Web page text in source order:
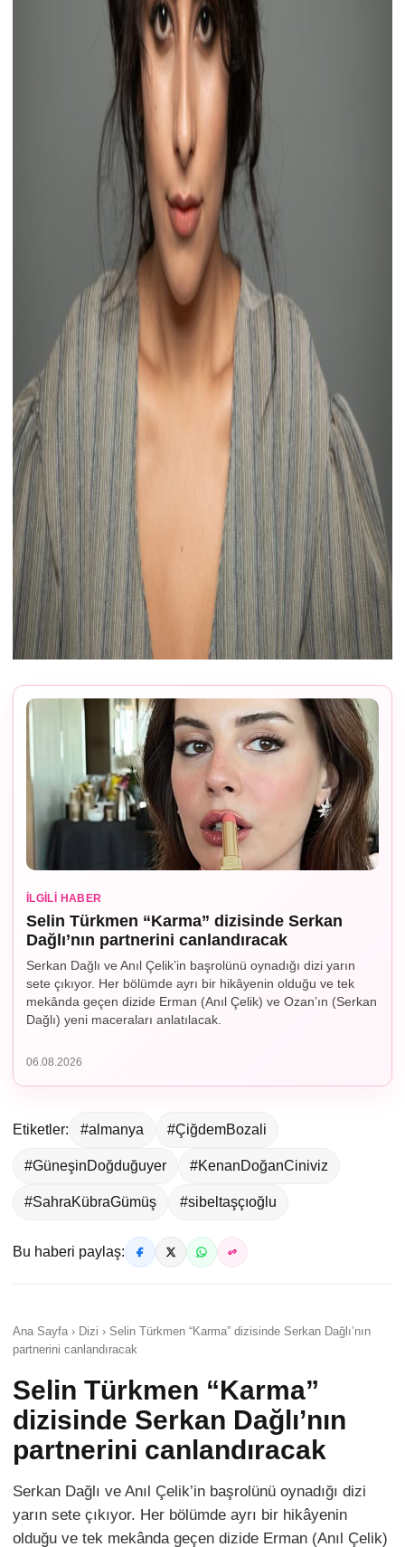
İLGILI HABER
Selin Türkmen “Karma” dizisinde Serkan
Dağlı’nın partnerini canlandıracak
Serkan Dağlı ve Anıl Çelik’in başrolünü oynadığı dizi yarın
sete çıkıyor. Her bölümde ayrı bir hikâyenin olduğu ve tek
mekânda geçen dizide Erman (Anıl Çelik) ve Ozan’ın (Serkan
Dağlı) yeni maceraları anlatılacak.
06.08.2026
Etiketler: #almanya #ÇiğdemBozali
#GüneşinDoğduğuyer #KenanDoğanCiniviz
#SahraKübraGümüş #sibeltaşçıoğlu
Bu haberi paylaş:
Ana Sayfa › Dizi › Selin Türkmen “Karma” dizisinde Serkan Dağlı’nın
partnerini canlandıracak
Selin Türkmen “Karma”
dizisinde Serkan Dağlı’nın
partnerini canlandıracak
Serkan Dağlı ve Anıl Çelik’in başrolünü oynadığı dizi
yarın sete çıkıyor. Her bölümde ayrı bir hikâyenin
olduğu ve tek mekânda geçen dizide Erman (Anıl Çelik)